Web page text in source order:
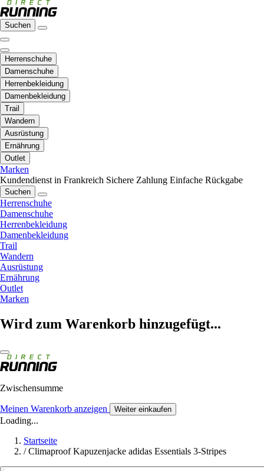
Suchen
Herrenschuhe
Damenschuhe
Herrenbekleidung
Damenbekleidung
Trail
Wandern
Ausrüstung
Ernährung
Outlet
Marken
Kundendienst in Frankreich Sichere Zahlung Einfache Rückgabe
Suchen
Herrenschuhe
Damenschuhe
Herrenbekleidung
Damenbekleidung
Trail
Wandern
Ausrüstung
Ernährung
Outlet
Marken
Wird zum Warenkorb hinzugefügt...
Zwischensumme
Meinen Warenkorb anzeigen Weiter einkaufen
Loading...
Startseite
/ Climaproof Kapuzenjacke adidas Essentials 3-Stripes